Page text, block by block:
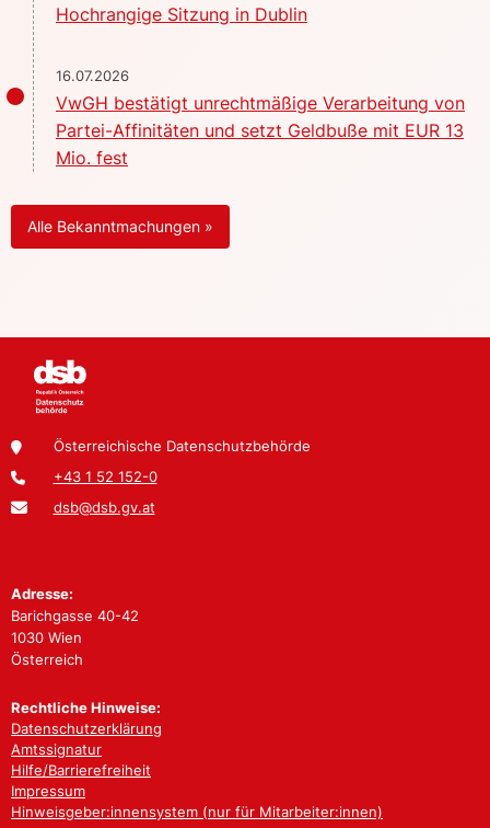
Hochrangige Sitzung in Dublin
16.07.2026
VwGH bestätigt unrechtmäßige Verarbeitung von
Partei-Affinitäten und setzt Geldbuße mit EUR 13
Mio. fest
Alle Bekanntmachungen »
Österreichische Datenschutzbehörde
+43 1 52 152-0
dsb@dsb.gv.at
Adresse:
Barichgasse 40-42
1030 Wien
Österreich
Rechtliche Hinweise:
Datenschutzerklärung
Amtssignatur
Hilfe/Barrierefreiheit
Impressum
Hinweisgeber:innensystem (nur für Mitarbeiter:innen)